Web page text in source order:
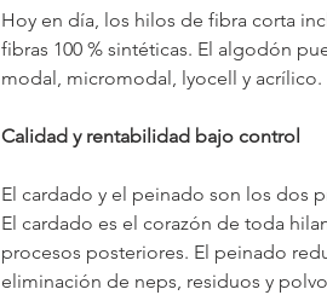
Hoy en día, los hilos de fibra corta
fibras 100 % sintéticas. El algodón
modal, micromodal, lyocell y acrílico.
Calidad y rentabilidad bajo control
El cardado y el peinado son los dos
El cardado es el corazón de toda
procesos posteriores. El peinado
eliminación de neps, residuos y